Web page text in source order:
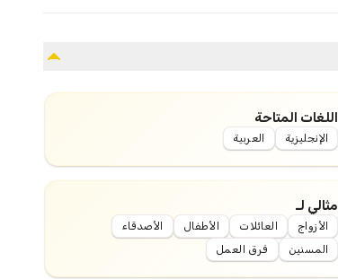
اللغات المتاحة
الإنجليزية العربية
مثالي لـ
الأزواج العائلات الأطفال
الأصدقاء
المسنين
فرق العمل